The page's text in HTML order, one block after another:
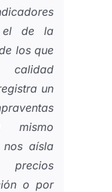
el de la
los que
un
mismo
aísla
o por